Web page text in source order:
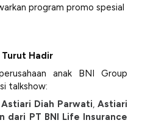
program promo spesial
Turut Hadir
anak BNI Group
talkshow:
Diah Parwati, Astiari
dari PT BNI Life Insurance